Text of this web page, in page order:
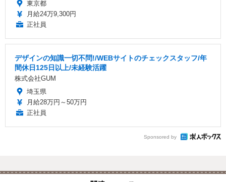
東京都
月給24万9,300円
正社員
デザインの知識一切不問!/WEBサイトのチェックスタッフ/年
間休日125日以上/未経験活躍
株式会社GUM
埼玉県
月給28万円～50万円
正社員
Sponsored by